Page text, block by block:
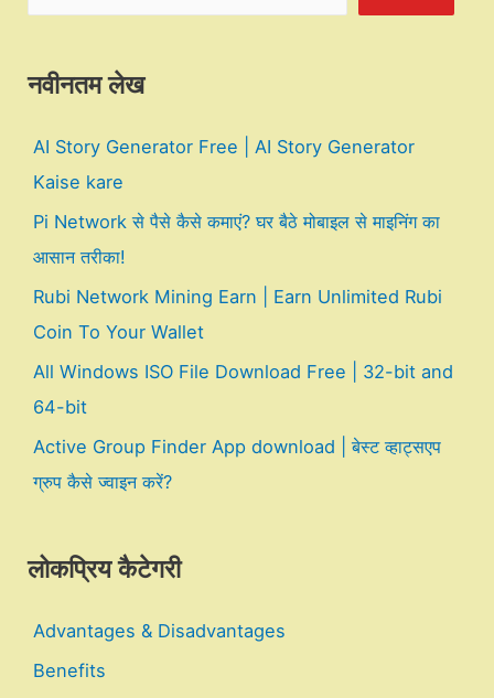
नवीनतम लेख
AI Story Generator Free | AI Story Generator
Kaise kare
Pi Network से पैसे कैसे कमाएं? घर बैठे मोबाइल से माइनिंग का
आसान तरीका!
Rubi Network Mining Earn | Earn Unlimited Rubi
Coin To Your Wallet
All Windows ISO File Download Free | 32-bit and
64-bit
Active Group Finder App download | बेस्ट व्हाट्सएप
ग्रुप कैसे ज्वाइन करें?
लोकप्रिय कैटेगरी
Advantages & Disadvantages
Benefits